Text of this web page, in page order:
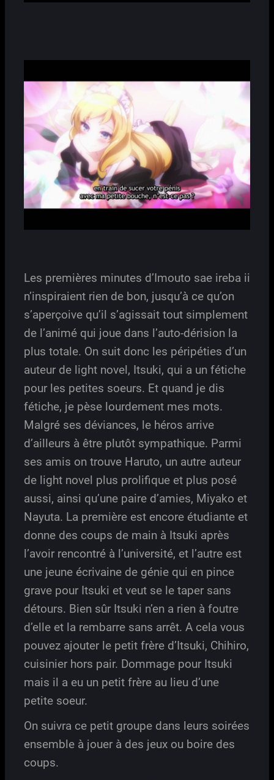
Les premières minutes d’Imouto sae ireba ii
n’inspiraient rien de bon, jusqu’à ce qu’on
s’aperçoive qu’il s’agissait tout simplement
de l’animé qui joue dans l’auto-dérision la
plus totale. On suit donc les péripéties d’un
auteur de light novel, Itsuki, qui a un fétiche
pour les petites soeurs. Et quand je dis
fétiche, je pèse lourdement mes mots.
Malgré ses déviances, le héros arrive
d’ailleurs à être plutôt sympathique. Parmi
ses amis on trouve Haruto, un autre auteur
de light novel plus prolifique et plus posé
aussi, ainsi qu’une paire d’amies, Miyako et
Nayuta. La première est encore étudiante et
donne des coups de main à Itsuki après
l’avoir rencontré à l’université, et l’autre est
une jeune écrivaine de génie qui en pince
grave pour Itsuki et veut se le taper sans
détours. Bien sûr Itsuki n’en a rien à foutre
d’elle et la rembarre sans arrêt. A cela vous
pouvez ajouter le petit frère d’Itsuki, Chihiro,
cuisinier hors pair. Dommage pour Itsuki
mais il a eu un petit frère au lieu d’une
petite soeur.
On suivra ce petit groupe dans leurs soirées
ensemble à jouer à des jeux ou boire des
coups.